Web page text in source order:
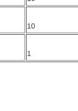
10
1